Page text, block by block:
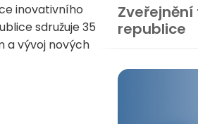
inovativního
sdružuje 35
a vývoj nových
republice